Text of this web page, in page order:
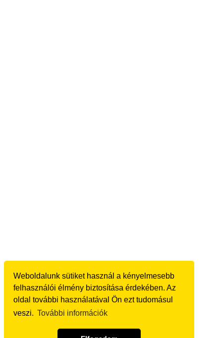
Weboldalunk sütiket használ a kényelmesebb
felhasználói élmény biztosítása érdekében. Az
oldal további használatával Ön ezt tudomásul
veszi. További információk